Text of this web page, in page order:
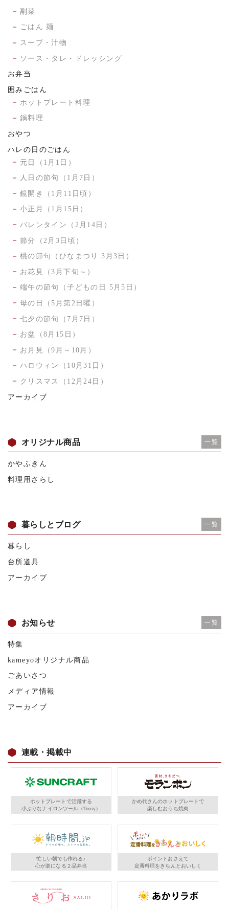
副菜
ごはん 麺
スープ・汁物
ソース・タレ・ドレッシング
お弁当
囲みごはん
ホットプレート料理
鍋料理
おやつ
ハレの日のごはん
元日（1月1日）
人日の節句（1月7日）
鏡開き（1月11日頃）
小正月（1月15日）
バレンタイン（2月14日）
節分（2月3日頃）
桃の節句（ひなまつり 3月3日）
お花見（3月下旬～）
端午の節句（子どもの日 5月5日）
母の日（5月第2日曜）
七夕の節句（7月7日）
お盆（8月15日）
お月見（9月～10月）
ハロウィン（10月31日）
クリスマス（12月24日）
アーカイブ
オリジナル商品 一覧
かやふきん
料理用さらし
暮らしとブログ 一覧
暮らし
台所道具
アーカイブ
お知らせ 一覧
特集
kameyoオリジナル商品
ごあいさつ
メディア情報
アーカイブ
連載・掲載中
ホットプレートで活躍する
小ぶりなナイロンツール（Toory）
かめ代さんのホットプレートで
楽しむおうち焼肉
忙しい朝でも作れる♪
心が楽になる２品弁当
ポイントおさえて
定番料理をきちんとおいしく